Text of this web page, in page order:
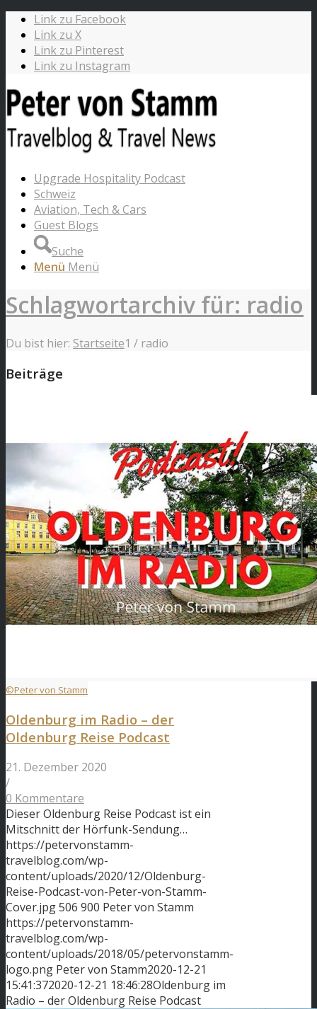
Link zu Facebook
Link zu X
Link zu Pinterest
Link zu Instagram
Upgrade Hospitality Podcast
Schweiz
Aviation, Tech & Cars
Guest Blogs
Suche
Menü Menü
Schlagwortarchiv für: radio
Du bist hier: Startseite1 / radio
Beiträge
©Peter von Stamm
Oldenburg im Radio – der
Oldenburg Reise Podcast
21. Dezember 2020
/
0 Kommentare
Dieser Oldenburg Reise Podcast ist ein
Mitschnitt der Hörfunk-Sendung…
https://petervonstamm-
travelblog.com/wp-
content/uploads/2020/12/Oldenburg-
Reise-Podcast-von-Peter-von-Stamm-
Cover.jpg506 900 Peter von Stamm
https://petervonstamm-
travelblog.com/wp-
content/uploads/2018/05/petervonstamm-
logo.png Peter von Stamm2020-12-21
15:41:372020-12-21 18:46:28Oldenburg im
Radio – der Oldenburg Reise Podcast